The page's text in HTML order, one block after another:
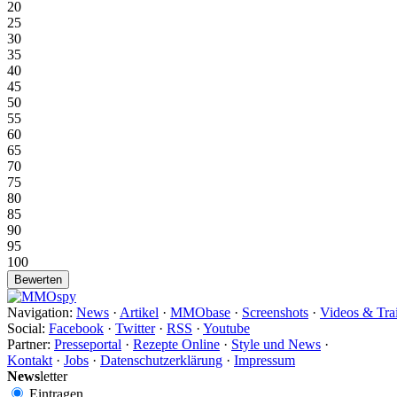
20
25
30
35
40
45
50
55
60
65
70
75
80
85
90
95
100
Navigation: News · Artikel · MMObase · Screenshots · Videos &
Social: Facebook · Twitter· RSS · Youtube
Partner: Presseportal · Rezepte Online · Style und News ·
Kontakt · Jobs · Datenschutzerklärung · Impressum
Newsletter
Eintragen